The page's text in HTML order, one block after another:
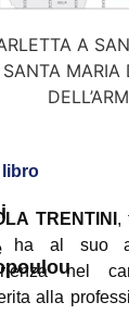
A
libro
TRENTINI ,
ha al suo
nel
alla